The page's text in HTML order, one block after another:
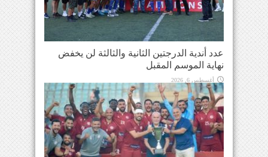
عدد أندية الدرجتين الثانية والثالثة لن يخفض
نهاية الموسم المقبل
أغسطس 6, 2026